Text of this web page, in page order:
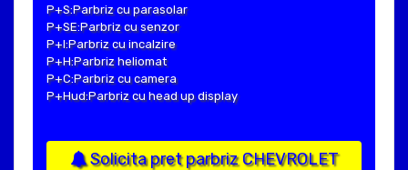
P+S:Parbriz cu parasolar
P+SE:Parbriz cu senzor
P+I:Parbriz cu incalzire
P+H:Parbriz heliomat
P+C:Parbriz cu camera
P+Hud:Parbriz cu head up display
Solicita pret parbriz CHEVROLET